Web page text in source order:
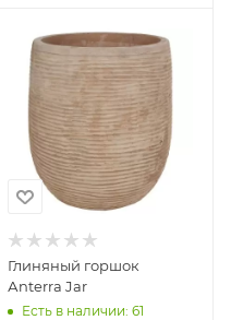
Глиняный горшок
Аnterra Jar
Есть в наличии: 61